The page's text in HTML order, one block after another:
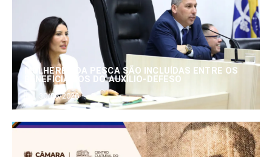
MULHERES DA PESCA SÃO INCLUÍDAS ENTRE OS
BENEFICIÁRIOS DO AUXÍLIO-DEFESO
30/06/2026